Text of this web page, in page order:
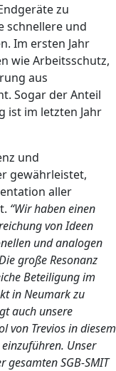
zu
schnellere und
Im ersten Jahr
wie Arbeitsschutz,
aus
Sogar der Anteil
ist im letzten Jahr
und
gewährleistet,
aller
“Wir haben einen
von Ideen
und analogen
große Resonanz
Beteiligung im
in Neumark zu
auch unsere
von Trevios in diesem
Unser
SGB-SMIT